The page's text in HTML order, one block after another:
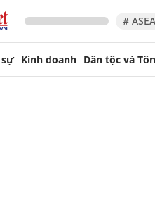
#
Kinh doanh Dân tộc và